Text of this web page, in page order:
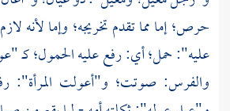
حرص؛ إما مما تقدم تخريجه؛ وإما لأنه
عليه": حمل؛ أي: رفع عليه الحمول؛
والفرس: صوتت؛ و"أعولت المرأة":